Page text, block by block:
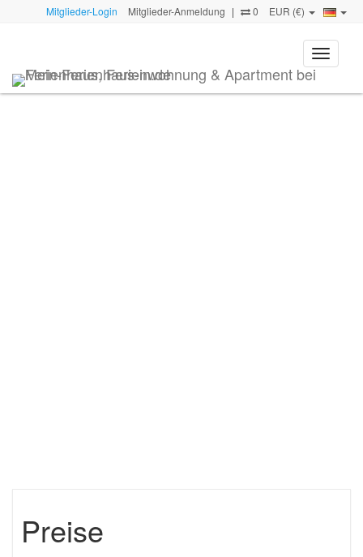
Mitglieder-Login Mitglieder-Anmeldung | 0 EUR (€)
Toggle
Preise